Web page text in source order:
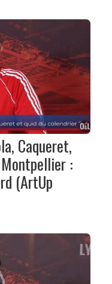
Caqueret,
:
(ArtUp